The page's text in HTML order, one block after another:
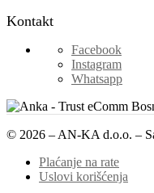
Kontakt
Facebook
Instagram
Whatsapp
© 2026 – AN-KA d.o.o. –
Plaćanje na rate
Uslovi korišćenja